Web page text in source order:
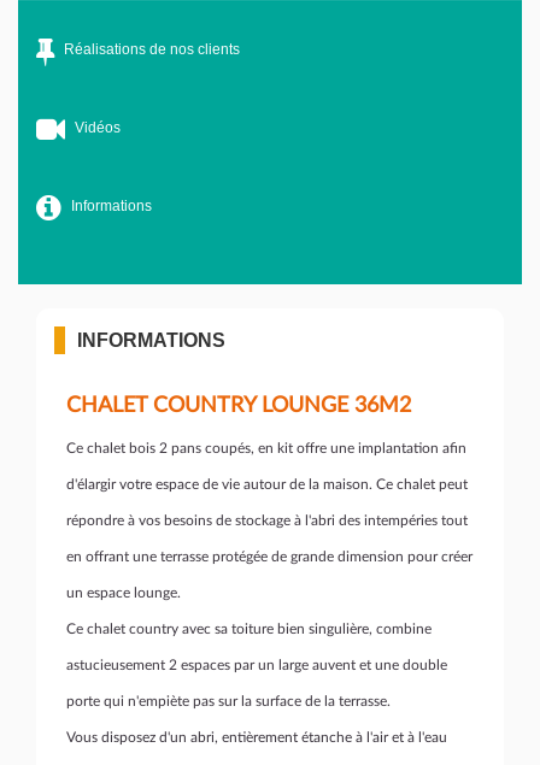
Réalisations de nos clients
Vidéos
Informations
INFORMATIONS
CHALET COUNTRY LOUNGE 36M2
Ce chalet bois 2 pans coupés, en kit offre une implantation afin
d'élargir votre espace de vie autour de la maison. Ce chalet peut
répondre à vos besoins de stockage à l'abri des intempéries tout
en offrant une terrasse protégée de grande dimension pour créer
un espace lounge.
Ce chalet country avec sa toiture bien singulière, combine
astucieusement 2 espaces par un large auvent et une double
porte qui n'empiète pas sur la surface de la terrasse.
Vous disposez d'un abri, entièrement étanche à l'air et à l'eau